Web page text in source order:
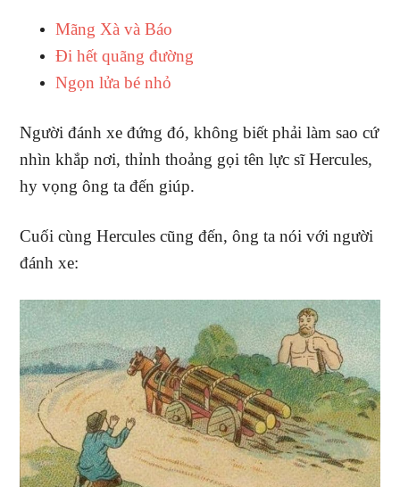
Mãng Xà và Báo
Đi hết quãng đường
Ngọn lửa bé nhỏ
Người đánh xe đứng đó, không biết phải làm sao cứ
nhìn khắp nơi, thỉnh thoảng gọi tên lực sĩ Hercules,
hy vọng ông ta đến giúp.
Cuối cùng Hercules cũng đến, ông ta nói với người
đánh xe: